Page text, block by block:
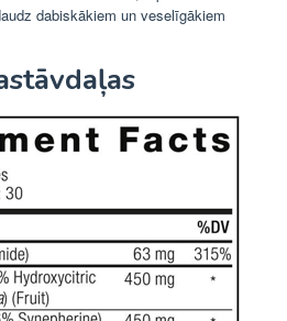
dabiskākiem un veselīgākiem